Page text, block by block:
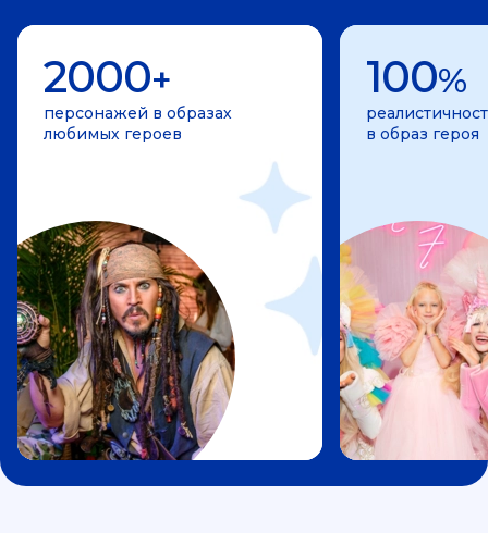
2000+
персонажей в образах
любимых героев
100%
в образ героя